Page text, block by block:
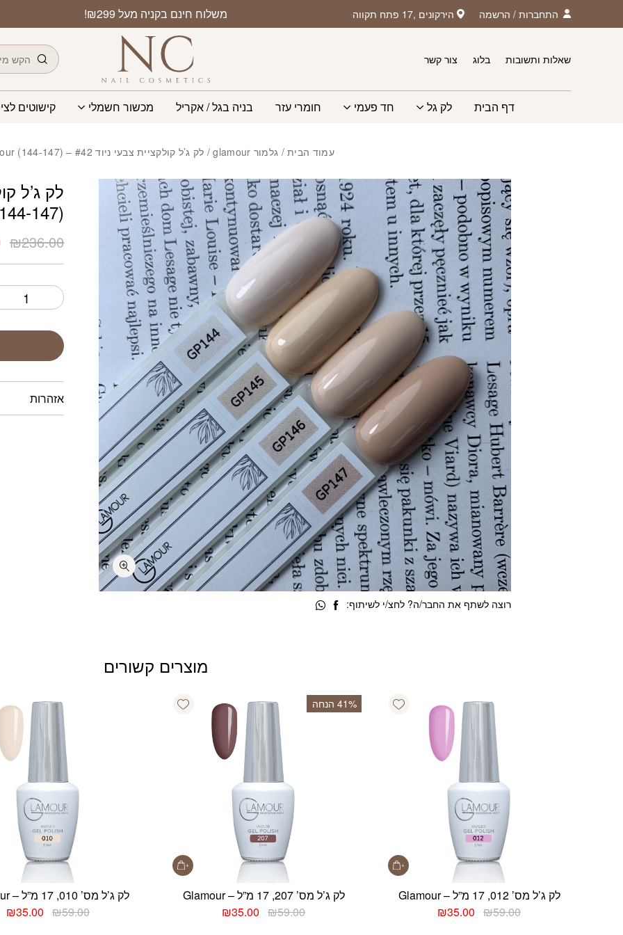
Skip to Content משלוח חינם בקניה מעל ₪299! התחברות / הרשמה הירקונים ,17 פתח תקווה
חיפוש
שאלות ותשובות
בלוג צור קשר
דף הבית לק גל חד פעמי חומרי עזר בניה בגל / אקריל מכשור חשמלי קישוטים
עמוד הבית/ גלמור glamour / לק ג’ל קולקציית צבעי ניוד #42 – (144-147) glamour
(144-147) glamour
₪236.00
אזהרות
רוצה לשתף את החבר/ה? לחצ/י לשיתוף:
מוצרים קשורים
Add wishlist
לק ג’ל מס’ 012, 17 מ”ל – Glamour
₪59.00 המחיר ₪35.00
Add wishlist ‫41% הנחה
לק ג’ל מס’ 207, 17 מ”ל – Glamour
₪59.00 המחיר ₪35.00
לק ג’ל מס’ 010, 17 מ”ל – Glamour
₪59.00 המחיר ₪35.00
בחזרה למעלה